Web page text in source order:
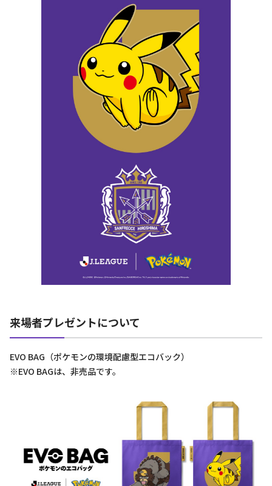
来場者プレゼントについて
EVO BAG（ポケモンの環境配慮型エコバック）
※EVO BAGは、非売品です。